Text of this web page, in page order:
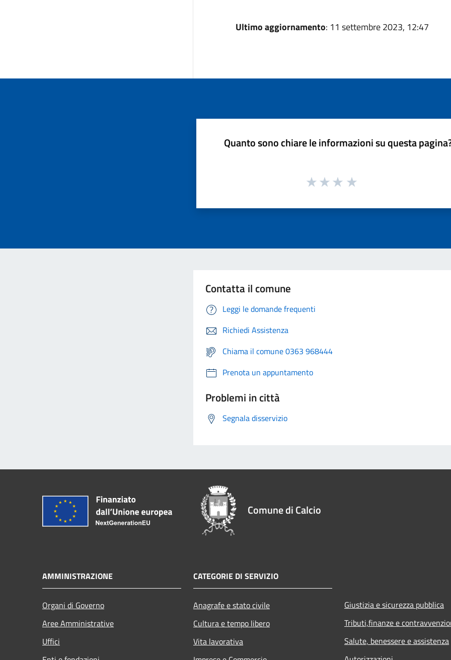
Ultimo aggiornamento: 11 settembre 2023, 12:47
Quanto sono chiare le informazioni su questa
Contatta il comune
Leggi le domande frequenti
Richiedi Assistenza
Chiama il comune 0363 968444
Prenota un appuntamento
Problemi in città
Segnala disservizio
Comune di Calcio
AMMINISTRAZIONE
Organi di Governo
Aree Amministrative
Uffici
CATEGORIE DI SERVIZIO
Anagrafe e stato civile
Cultura e tempo libero
Vita lavorativa
Giustizia e sicurezza pubblica
Tributi,finanze e
Salute, benessere e assistenza